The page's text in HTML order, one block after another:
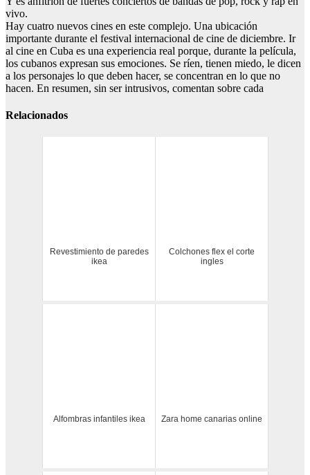
vivo.
Hay cuatro nuevos cines en este complejo. Una ubicación
importante durante el festival internacional de cine de diciembre. Ir
al cine en Cuba es una experiencia real porque, durante la película,
los cubanos expresan sus emociones. Se ríen, tienen miedo, le dicen
a los personajes lo que deben hacer, se concentran en lo que no
hacen. En resumen, sin ser intrusivos, comentan sobre cada
Relacionados
Revestimiento de paredes
ikea
Colchones flex el corte
ingles
Alfombras infantiles ikea Zara home canarias online